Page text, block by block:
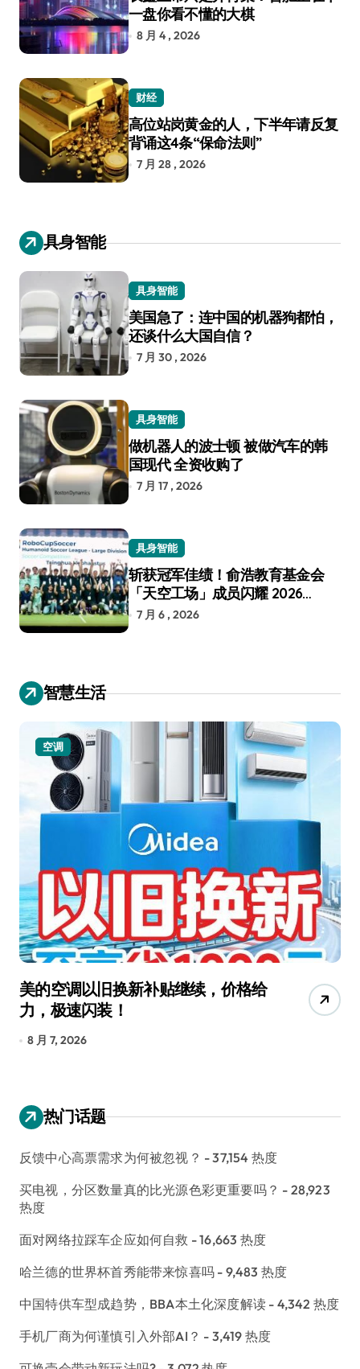
一盘你看不懂的大棋
8 月 4 , 2026
财经
高位站岗黄金的人，下半年请反复
背诵这4条“保命法则”
7 月 28 , 2026
具身智能
具身智能
美国急了：连中国的机器狗都怕，
还谈什么大国自信？
7 月 30 , 2026
具身智能
做机器人的波士顿 被做汽车的韩
国现代 全资收购了
7 月 17 , 2026
具身智能
斩获冠军佳绩！俞浩教育基金会
「天空工场」成员闪耀 2026
RoboCup 机器人世界杯
7 月 6 , 2026
智慧生活
空调
美的空调以旧换新补贴继续，价格给
力，极速闪装！
8 月 7, 2026
热门话题
反馈中心高票需求为何被忽视？ - 37,154 热度
买电视，分区数量真的比光源色彩更重要吗？ - 28,923
热度
面对网络拉踩车企应如何自救 - 16,663 热度
哈兰德的世界杯首秀能带来惊喜吗 - 9,483 热度
中国特供车型成趋势，BBA本土化深度解读 - 4,342 热度
手机厂商为何谨慎引入外部AI？ - 3,419 热度